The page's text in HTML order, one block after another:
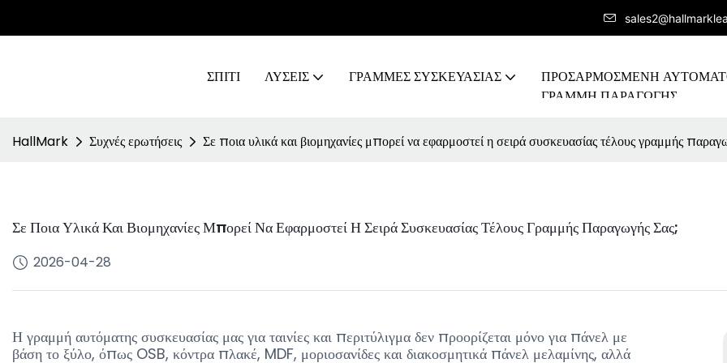
ΣΠΊΤΙ ΛΥΣΕΙΣ ΓΡΑΜΜΕΣ ΣΥΣΚΕΥΑΣΙΑΣ
ΠΡΟΣΑΡΜΟΣΜΈΝΗ
ΓΡΑΜΜΉ ΠΑΡΑΓΩΓΉΣ
HallMark Συχνές ερωτήσεις Σε ποια υλικά και βιομηχανίες μπορεί να εφαρμοστεί η σειρά συσκευασίας τέλους γραμμής
Σε Ποια Υλικά Και Βιομηχανίες Μπορεί Να Εφαρμοστεί Η Σειρά Συσκευασίας Τέλους Γραμμής Παραγωγής Σας;
2026-04-28
Η γραμμή αυτόματης συσκευασίας μας για ταινίες και περιτύλιγμα δεν προορίζεται μόνο για πάνελ με
βάση το ξύλο, όπως OSB, κόντρα πλακέ, MDF, μοριοσανίδες και διακοσμητικά πάνελ μελαμίνης, αλλά